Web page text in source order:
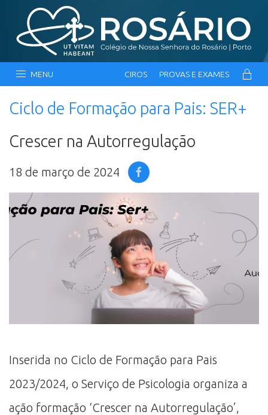
MENU CIROS PROVAS E EXAMES
Ciclo de Formação para Pais: SER+
Crescer na Autorregulação
18 de março de 2024
Inserida no Ciclo de Formação para Pais
2023/2024, o Serviço de Psicologia organiza a
ação formação ‘Crescer na Autorregulação’,